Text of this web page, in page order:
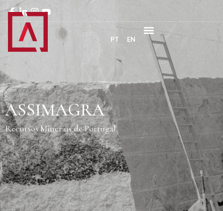
PT EN
ASSIMAGRA
Recursos Minerais de Portugal